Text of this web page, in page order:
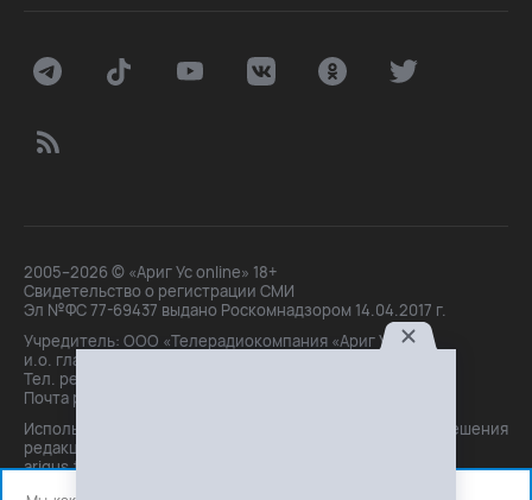
2005–2026 © «Ариг Ус online» 18+
Свидетельство о регистрации СМИ
Эл №ФС 77-69437 выдано Роскомнадзором 14.04.2017 г.
Учредитель: ООО «Телерадиокомпания «Ариг Ус»,
и.о. главного редактора: Маханова О.Б.
Тел. peдakции: +7(3012)21-30-14,
Почта peдakции: editor@arigus.tv
Использование материалов только с письменного разрешения
редакции. При цитировании прямая активная ссылка на
arigus.tv обязательна.